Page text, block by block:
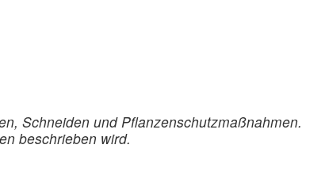
Schneiden und Pflanzenschutzmaßnahmen.
beschrieben wird.